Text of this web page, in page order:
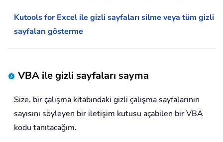
Kutools for Excel ile gizli sayfaları silme veya tüm gizli
sayfaları gösterme
VBA ile gizli sayfaları sayma
Size, bir çalışma kitabındaki gizli çalışma sayfalarının
sayısını söyleyen bir iletişim kutusu açabilen bir VBA
kodu tanıtacağım.